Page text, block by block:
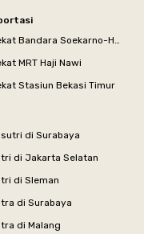
Kost dekat Bandara Soekarno-Hatta
MRT Haji Nawi
Stasiun Bekasi Timur
di Surabaya
di Jakarta Selatan
di Sleman
di Surabaya
di Malang